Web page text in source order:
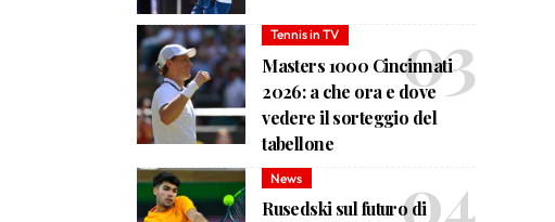
Tennis in TV
Masters 1000 Cincinnati
2026: a che ora e dove
vedere il sorteggio del
tabellone
News
Rusedski sul futuro di